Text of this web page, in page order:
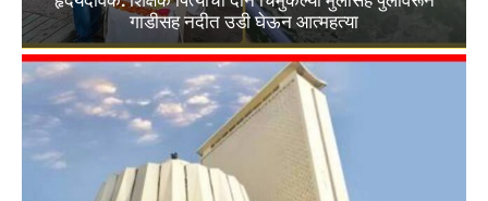
गाडीसह नदीत उडी घेऊन आत्महत्या